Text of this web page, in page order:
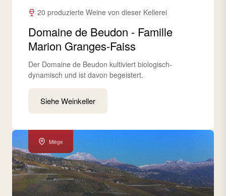
20 produzierte Weine von dieser Kellerei
Domaine de Beudon - Famille
Marion Granges-Faiss
Der Domaine de Beudon kultiviert biologisch-
dynamisch und ist davon begeistert.
Siehe Weinkeller
Miège